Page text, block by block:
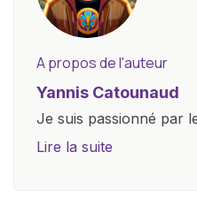
A propos de l'auteur
Yannis Catounaud
Je suis passionné par
plus jeune âge. Mon
Lire la suite